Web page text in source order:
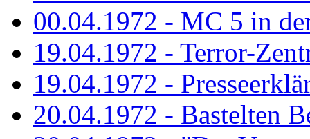
00.04.1972 - MC 5 in
19.04.1972 - Terror-
19.04.1972 -
20.04.1972 - Bastelten